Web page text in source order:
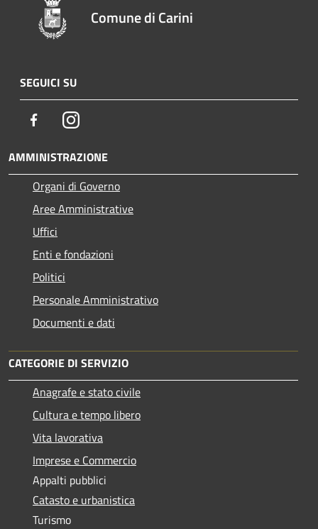
Comune di Carini
SEGUICI SU
FacebookInstagram
AMMINISTRAZIONE
Organi di Governo
Aree Amministrative
Uffici
Enti e fondazioni
Politici
Personale Amministrativo
Documenti e dati
CATEGORIE DI SERVIZIO
Anagrafe e stato civile
Cultura e tempo libero
Vita lavorativa
Imprese e Commercio
Appalti pubblici
Catasto e urbanistica
Turismo